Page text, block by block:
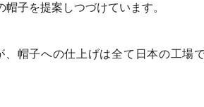
子を提案しつづけています。
帽子への仕上げは全て日本の工場